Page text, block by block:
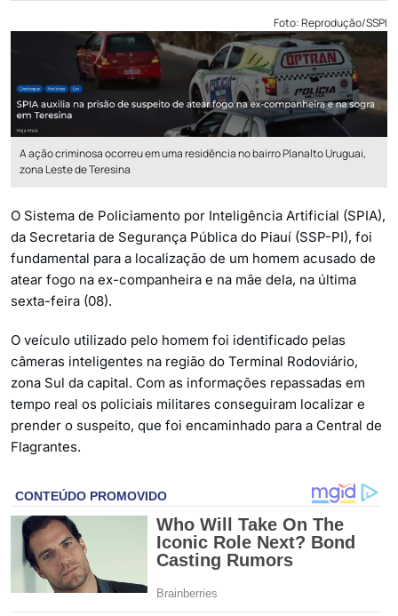
Foto: Reprodução/SSPI
A ação criminosa ocorreu em uma residência no bairro Planalto Uruguai,
zona Leste de Teresina
O Sistema de Policiamento por Inteligência Artificial (SPIA),
da Secretaria de Segurança Pública do Piauí (SSP-PI), foi
fundamental para a localização de um homem acusado de
atear fogo na ex-companheira e na mãe dela, na última
sexta-feira (08).
O veículo utilizado pelo homem foi identificado pelas
câmeras inteligentes na região do Terminal Rodoviário,
zona Sul da capital. Com as informações repassadas em
tempo real os policiais militares conseguiram localizar e
prender o suspeito, que foi encaminhado para a Central de
Flagrantes.